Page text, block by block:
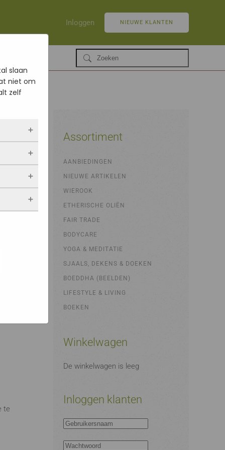
Inloggen NIEUWE KLANTEN
te
Assortiment
AANBIEDINGEN
NIEUWE ARTIKELEN
WIEROOK
ETHERISCHE OLIËN
FAIR TRADE
BODYCARE
YOGA & MEDITATIE
SJAALS, DEKENS & DOEKEN
BOEDDHA (BEELDEN)
LIFESTYLE & LIVING
BOEKEN
Winkelwagen
De winkelwagen is leeg
Inloggen klanten
slaan
niet om
zelf
als jij
blijven
Als je
van